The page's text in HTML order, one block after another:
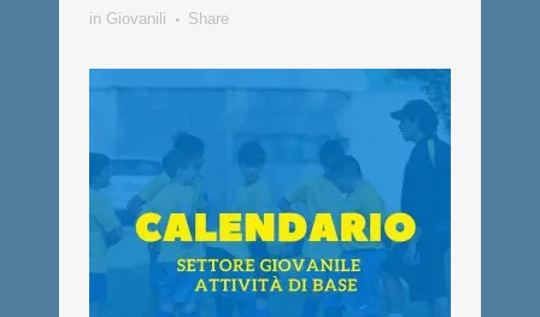
in Giovanili Share